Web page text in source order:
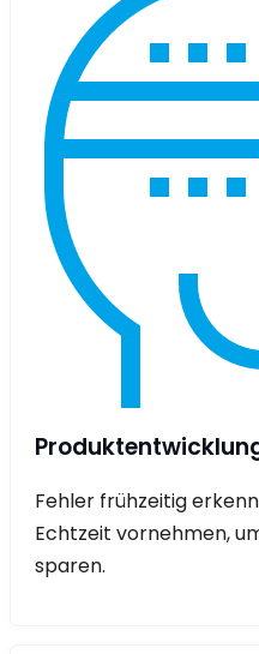
Fehler frühzeitig
Echtzeit vornehmen,
sparen.